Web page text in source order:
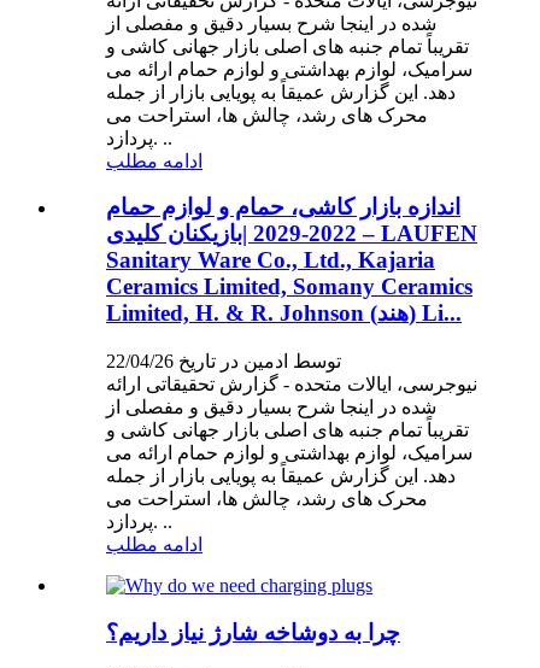
شده در اینجا شرح بسیار دقیق و مفصلی از
تقریباً تمام جنبه های اصلی بازار جهانی کاشی و
سرامیک، لوازم بهداشتی و لوازم حمام ارائه می
دهد. این گزارش عمیقاً به پویایی بازار از جمله
محرک های رشد، چالش ها، استراحت می
پردازد. ..
ادامه مطلب
اندازه بازار کاشی، حمام و لوازم حمام
2022-2029 |بازیکنان کلیدی – LAUFEN
Sanitary Ware Co., Ltd., Kajaria
Ceramics Limited, Somany Ceramics
Limited, H. & R. Johnson (هند) Li...
توسط ادمین در تاریخ 22/04/26
نیوجرسی، ایالات متحده - گزارش تحقیقاتی ارائه
شده در اینجا شرح بسیار دقیق و مفصلی از
تقریباً تمام جنبه های اصلی بازار جهانی کاشی و
سرامیک، لوازم بهداشتی و لوازم حمام ارائه می
دهد. این گزارش عمیقاً به پویایی بازار از جمله
محرک های رشد، چالش ها، استراحت می
پردازد. ..
ادامه مطلب
چرا به دوشاخه شارژ نیاز داریم؟